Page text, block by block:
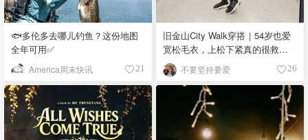
🐟多伦多去哪儿钓鱼？这份地图
全年可用✅
America周末快讯 21
旧金山City Walk穿搭｜54岁也爱
宽松毛衣，上松下紧真的很救比
例
不要坚持要爱 26